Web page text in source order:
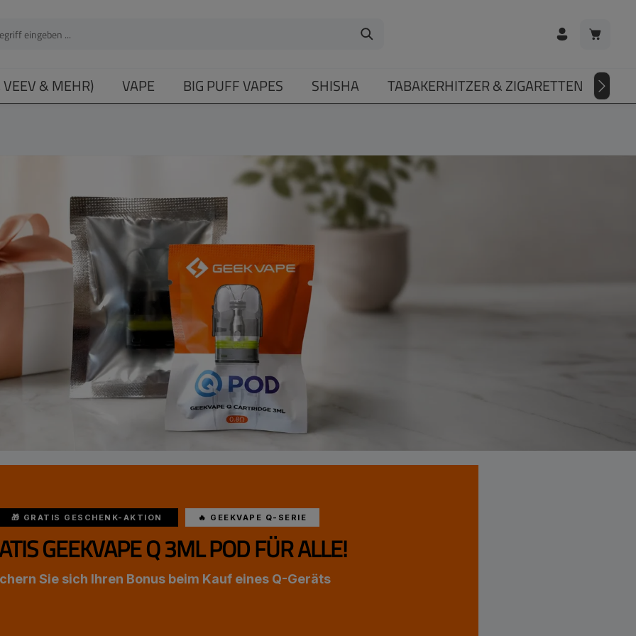
& MEHR) VAPE BIG PUFF VAPES SHISHA TABAKERHITZER & ZIGARETTEN
🎁 GRATIS GESCHENK-AKTION 🔥 GEEKVAPE Q-SERIE
GEEKVAPE Q 3ML POD FÜR ALLE!
Sie sich Ihren Bonus beim Kauf eines Q-Geräts